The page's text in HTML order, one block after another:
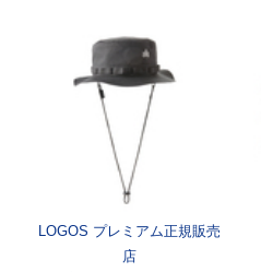
LOGOS プレミアム正規販売
店